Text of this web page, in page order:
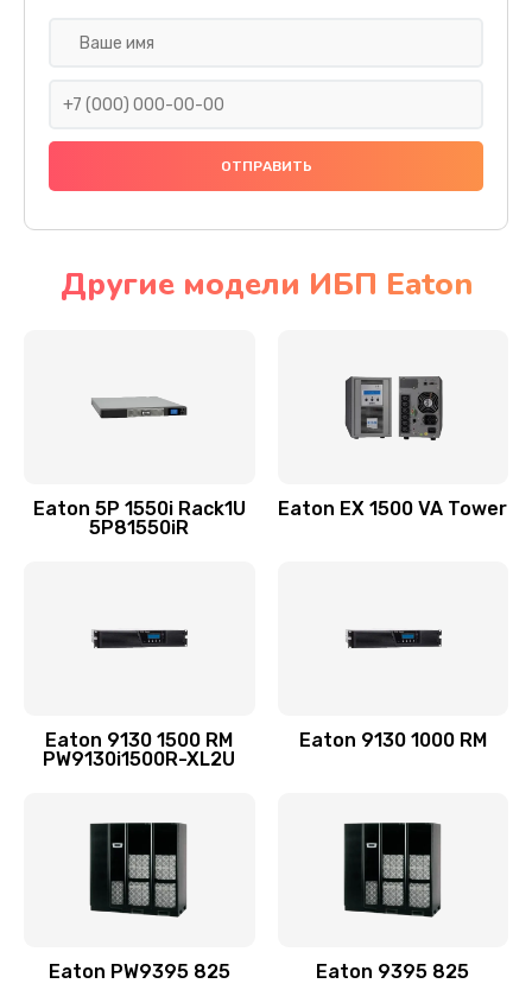
Другие модели ИБП Eaton
Eaton 5P 1550i Rack1U
5P81550iR
Eaton EX 1500 VA Tower
Eaton 9130 1500 RM
PW9130i1500R-XL2U
Eaton 9130 1000 RM
Eaton PW9395 825 Eaton 9395 825